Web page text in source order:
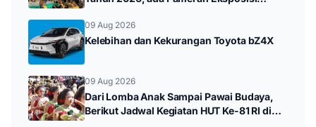
09 Aug 2026
Kelebihan dan Kekurangan Toyota bZ4X
09 Aug 2026
Dari Lomba Anak Sampai Pawai Budaya,
Berikut Jadwal Kegiatan HUT Ke-81 RI di